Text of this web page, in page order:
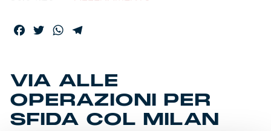
Facebook
TwitterWhatsApp
VIA ALLE
OPERAZIONI PER
SFIDA COL MILAN